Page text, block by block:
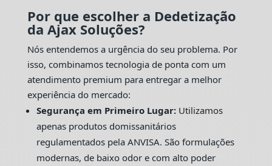
Por que escolher a Dedetização
da Ajax Soluções?
Nós entendemos a urgência do seu problema. Por
isso, combinamos tecnologia de ponta com um
atendimento premium para entregar a melhor
experiência do mercado:
Segurança em Primeiro Lugar:Utilizamos
apenas produtos domissanitários
regulamentados pela ANVISA. São formulações
modernas, de baixo odor e com alto poder